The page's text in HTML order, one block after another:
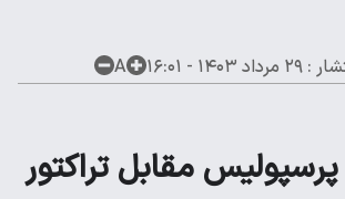
:۲۹ مرداد ۱۴۰۳ - ۱۶:۰۱ A
مقابل تراکتور